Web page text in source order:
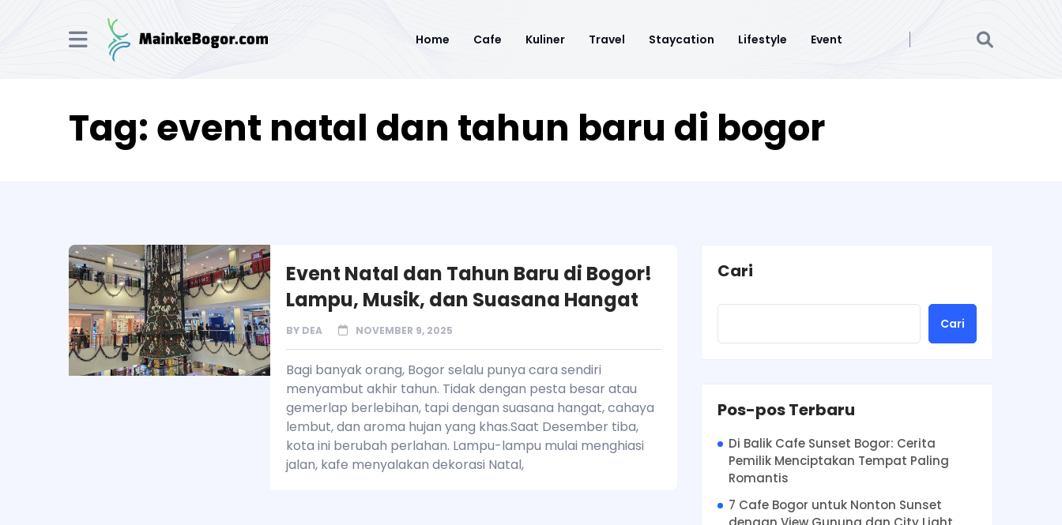
Home Cafe Kuliner Travel Staycation Lifestyle Event
Tag: event natal dan tahun baru di bogor
Event Natal dan Tahun Baru di Bogor!
Lampu, Musik, dan Suasana Hangat
BY DEA NOVEMBER 9, 2025
Bagi banyak orang, Bogor selalu punya cara sendiri
menyambut akhir tahun. Tidak dengan pesta besar atau
gemerlap berlebihan, tapi dengan suasana hangat, cahaya
lembut, dan aroma hujan yang khas.Saat Desember tiba,
kota ini berubah perlahan. Lampu-lampu mulai menghiasi
jalan, kafe menyalakan dekorasi Natal,
Cari
Cari
Pos-pos Terbaru
Di Balik Cafe Sunset Bogor: Cerita
Pemilik Menciptakan Tempat Paling
Romantis
7 Cafe Bogor untuk Nonton Sunset